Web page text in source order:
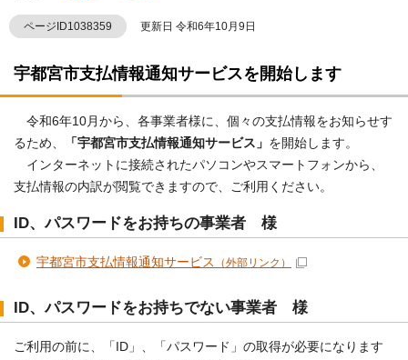
ページID1038359 更新日 令和6年10月9日
宇都宮市支払情報通知サービスを開始します
令和6年10月から、各事業者様に、個々の支払情報をお知らせす
るため、
「宇都宮市支払情報通知サービス」 を開始します。
インターネットに接続されたパソコンやスマートフォンから、
支払情報の内訳が閲覧できますので、ご利用ください。
ID、パスワードをお持ちの事業者 様
宇都宮市支払情報通知サービス （外部リンク）
ID、パスワードをお持ちでない事業者 様
ご利用の前に、「ID」、「パスワード」の取得が必要になります